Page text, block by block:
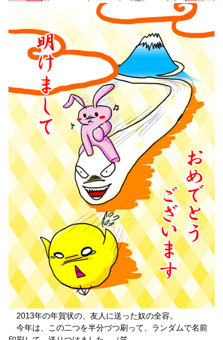
2013年の年賀状の、友人に送った奴の全容。
今年は、この二つを半分づつ刷って、ランダムで名前